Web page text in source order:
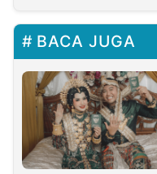
BACA JUGA